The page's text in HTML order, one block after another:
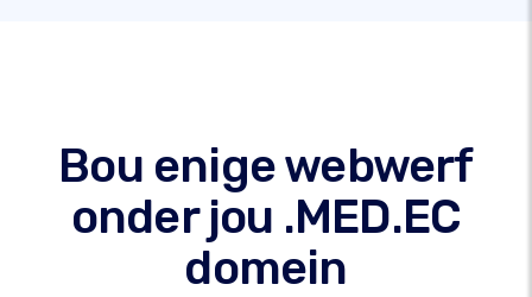
Bou enige webwerf
onder jou .MED.EC
domein